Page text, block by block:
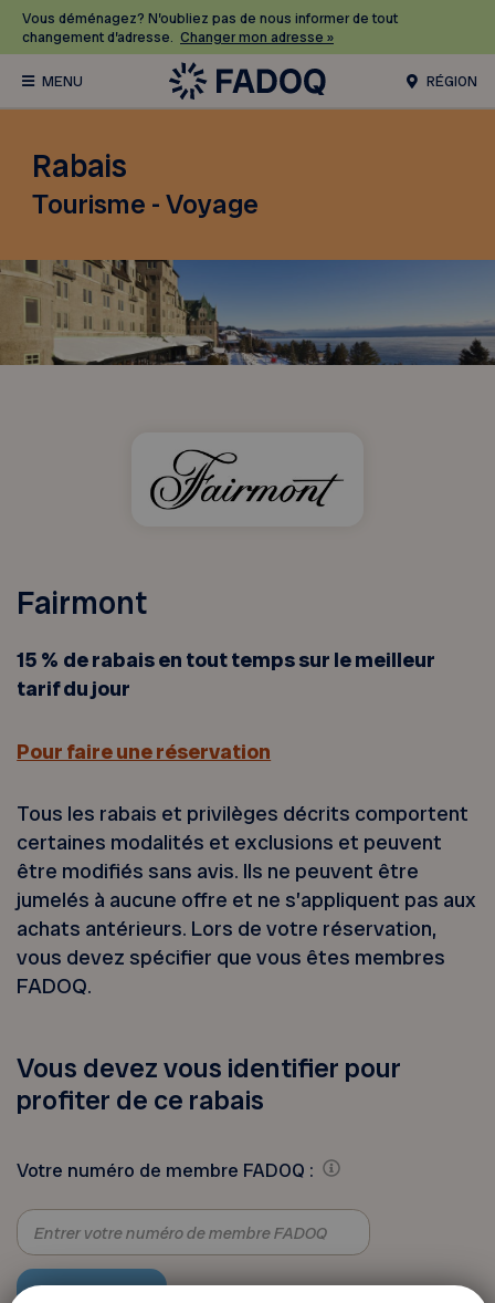
Vous déménagez? N’oubliez pas de nous informer de tout
changement d’adresse. Changer mon adresse »
RÉGION
Rabais
Tourisme - Voyage
Fairmont
15 % de rabais en tout temps sur le meilleur
tarif du jour
Pour faire une réservation
Tous les rabais et privilèges décrits comportent
certaines modalités et exclusions et peuvent
être modifiés sans avis. Ils ne peuvent être
jumelés à aucune offre et ne s’appliquent pas aux
achats antérieurs. Lors de votre réservation,
vous devez spécifier que vous êtes membres
FADOQ.
Vous devez vous identifier pour
profiter de ce rabais
Votre numéro de membre FADOQ :